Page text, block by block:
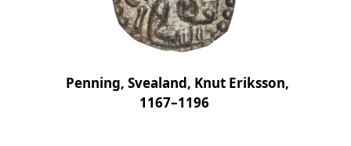
Penning, Svealand, Knut Eriksson,
1167–1196